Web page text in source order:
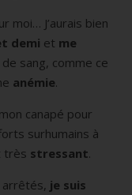
moi… J’aurais bien
demi et me
sang, comme ce
anémie.
canapé pour
surhumains à
très stressant.
arrêtés, je suis